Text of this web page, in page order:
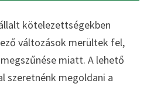
kötelezettségekben
változások merültek fel,
miatt. A lehető
szeretnénk megoldani a